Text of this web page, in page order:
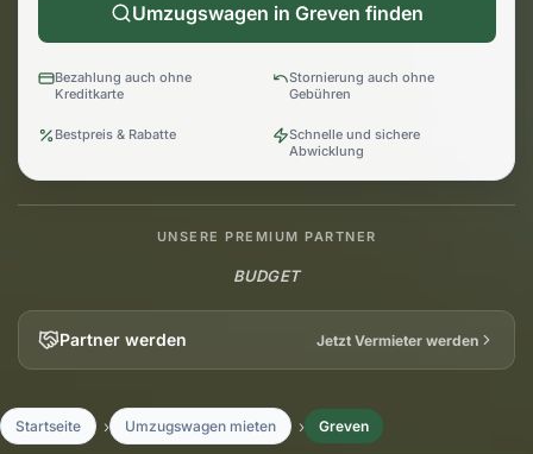
Umzugswagen in Greven finden
Bezahlung auch ohne
Kreditkarte
Stornierung auch ohne
Gebühren
Bestpreis & Rabatte
Schnelle und sichere
Abwicklung
UNSERE PREMIUM PARTNER
BUDGET
Partner werden Jetzt Vermieter werden
Startseite Umzugswagen mieten Greven